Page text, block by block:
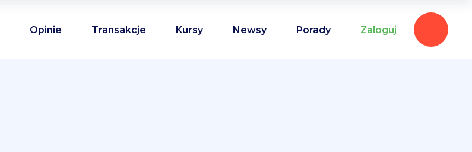
Opinie Transakcje Kursy Newsy Porady Zaloguj